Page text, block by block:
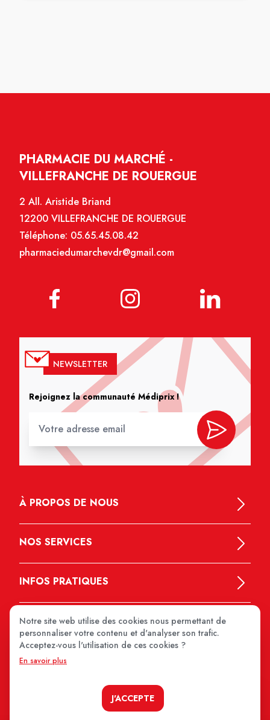
PHARMACIE DU MARCHÉ -
VILLEFRANCHE DE ROUERGUE
2 All. Aristide Briand
12200 VILLEFRANCHE DE ROUERGUE
Téléphone: 05.65.45.08.42
pharmaciedumarchevdr@gmail.com
NEWSLETTER
Rejoignez la communauté Médiprix !
À PROPOS DE NOUS
NOS SERVICES
INFOS PRATIQUES
Notre site web utilise des cookies nous permettant de
personnaliser votre contenu et d'analyser son trafic.
Acceptez-vous l'utilisation de ces cookies ?
En savoir plus
J'ACCEPTE